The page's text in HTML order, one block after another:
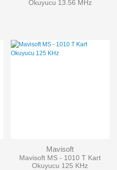
Okuyucu 13.56 MHz
Mavisoft
Mavisoft MS - 1010 T Kart
Okuyucu 125 KHz